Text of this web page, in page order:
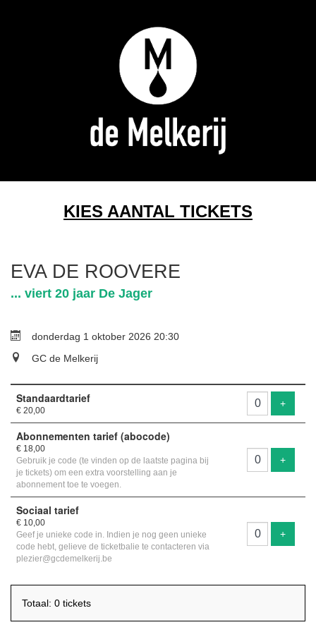
KIES AANTAL TICKETS
EVA DE ROOVERE
... viert 20 jaar De Jager
donderdag 1 oktober 2026 20:30
GC de Melkerij
Aantal
Standaardtarief
€ 20,00
+Voeg
Abonnementen tarief (abocode)
€ 18,00
Gebruik je code (te vinden op de laatste pagina bij
je tickets) om een extra voorstelling aan je
abonnement toe te voegen.
+Voeg
Sociaal tarief
€ 10,00
Geef je unieke code in. Indien je nog geen unieke
code hebt, gelieve de ticketbalie te contacteren via
plezier@gcdemelkerij.be
+Voeg
Totaal: 0 tickets